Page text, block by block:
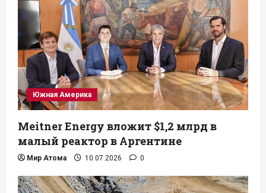
Южная Америка
Meitner Energy вложит $1,2 млрд в
малый реактор в Аргентине
Мир Атома 10.07.2026 0